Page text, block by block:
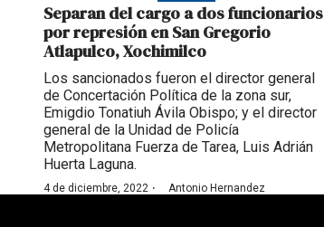
Separan del cargo a dos funcionarios
por represión en San Gregorio
Atlapulco, Xochimilco
Los sancionados fueron el director general
de Concertación Política de la zona sur,
Emigdio Tonatiuh Ávila Obispo; y el director
general de la Unidad de Policía
Metropolitana Fuerza de Tarea, Luis Adrián
Huerta Laguna.
4 de diciembre, 2022 · Antonio Hernandez